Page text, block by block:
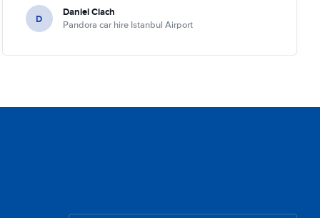
D Daniel Ciach
Pandora car hire Istanbul Airport